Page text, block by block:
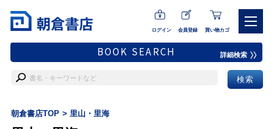
ログイン 会員登録 買い物カゴ
BOOK SEARCH 詳細検索
朝倉書店TOP 里山・里海